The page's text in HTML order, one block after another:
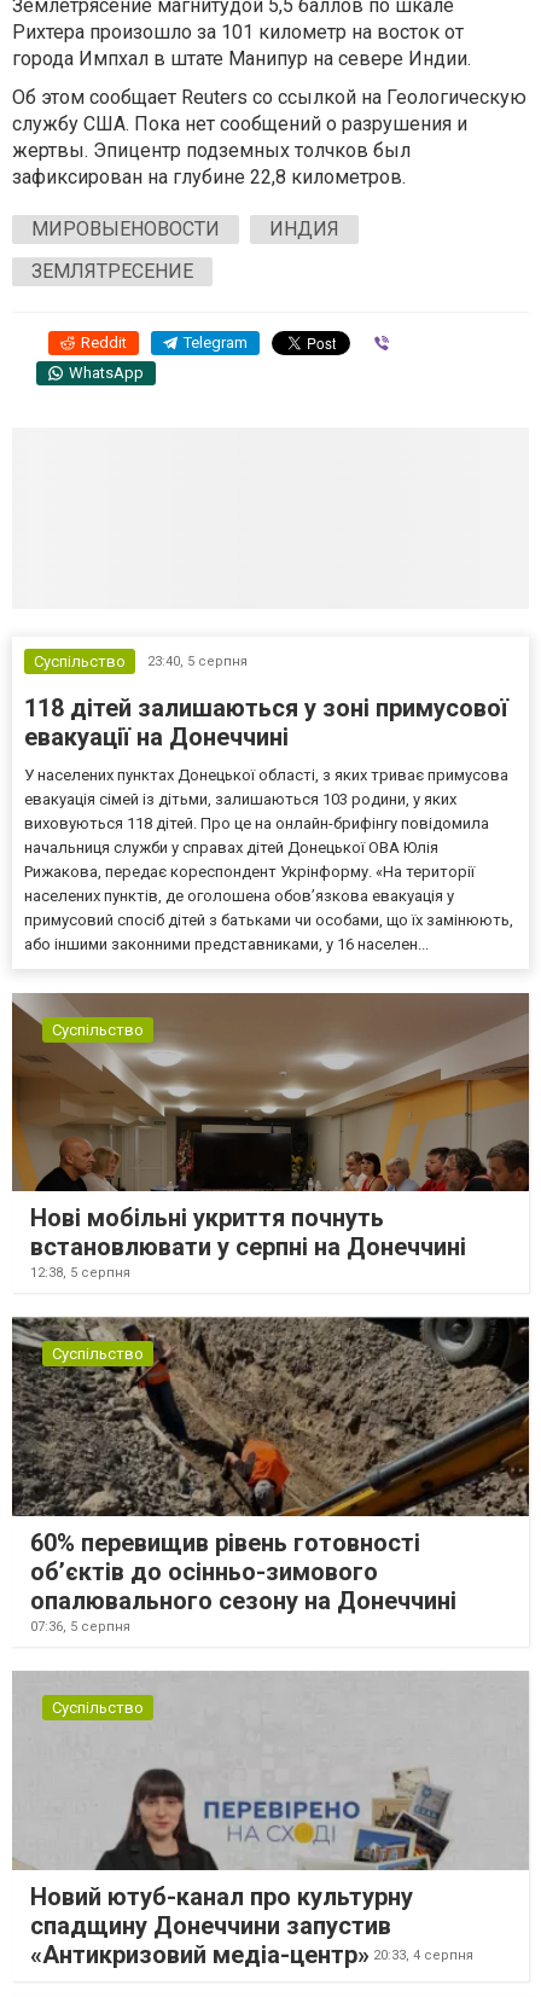
Землетрясение магнитудой 5,5 баллов по шкале
Рихтера произошло за 101 километр на восток от
города Импхал в штате Манипур на севере Индии.
Об этом сообщает Reuters со ссылкой на Геологическую
службу США. Пока нет сообщений о разрушения и
жертвы. Эпицентр подземных толчков был
зафиксирован на глубине 22,8 километров.
МИРОВЫЕНОВОСТИ
ИНДИЯ
ЗЕМЛЯТРЕСЕНИЕ
Reddit Telegram
WhatsApp
Суспільство 23:40, 5 серпня
118 дітей залишаються у зоні примусової
евакуації на Донеччині
У населених пунктах Донецької області, з яких триває примусова
евакуація сімей із дітьми, залишаються 103 родини, у яких
виховуються 118 дітей. Про це на онлайн-брифінгу повідомила
начальниця служби у справах дітей Донецької ОВА Юлія
Рижакова, передає кореспондент Укрінформу. «На території
населених пунктів, де оголошена обов’язкова евакуація у
примусовий спосіб дітей з батьками чи особами, що їх замінюють,
або іншими законними представниками, у 16 населен...
Суспільство
Нові мобільні укриття почнуть
встановлювати у серпні на Донеччині
12:38, 5 серпня
Суспільство
60% перевищив рівень готовності
об’єктів до осінньо-зимового
опалювального сезону на Донеччині
07:36, 5 серпня
Суспільство
Новий ютуб-канал про культурну
спадщину Донеччини запустив
«Антикризовий медіа-центр» 20:33, 4 серпня